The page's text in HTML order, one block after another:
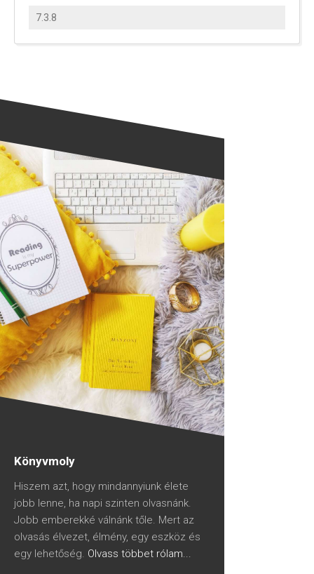
Könyvmoly
Hiszem azt, hogy mindannyiunk élete
jobb lenne, ha napi szinten olvasnánk.
Jobb emberekké válnánk tőle. Mert az
olvasás élvezet, élmény, egy eszköz és
egy lehetőség. Olvass többet rólam...